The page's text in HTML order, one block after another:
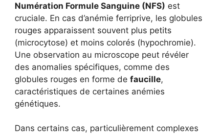
Numération Formule Sanguine (NFS) est
cruciale. En cas d’anémie ferriprive, les globules
rouges apparaissent souvent plus petits
(microcytose) et moins colorés (hypochromie).
Une observation au microscope peut révéler
des anomalies spécifiques, comme des
globules rouges en forme de faucille,
caractéristiques de certaines anémies
génétiques.
Dans certains cas, particulièrement complexes